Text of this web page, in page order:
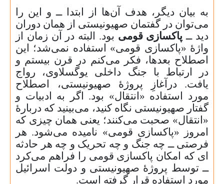
به بیان دیگر، هدف آن‌ها از ابتدا ــ و این را
می‌توان در گفتمان صهیونیستی از همان دوران
دید ــ پاکسازی قومی بود. البته در آن زمان از
واژهٔ «پاکسازی قومی» استفاده نمی‌شد؛ این
اصطلاح بعدها، فکر می‌کنم در قرن بیستم و
در ارتباط با جنگ داخلی یوگسلاوی، رواج
یافت. درآغازِ پروژهٔ صهیونیستی، اصطلاح
مورد استفاده «انتقال» بود. اگر به ادبیات و
گفتار صهیونیستی نگاه کنید، می‌بینید که دربارهٔ
«انتقال» صحبت می‌کنند؛ یعنی همان چیزی که
امروز «پاکسازی قومی» نامیده می‌شود. هر
فرصتی ــ چه جنگ و چه تحریک و چه هر حادثه‌
ای که امکان پاکسازی قومی را فراهم می‌کرد
ــ توسط پروژهٔ صهیونیستی و دولت اسرائیل
مورد استفاده قرار گرفته است.